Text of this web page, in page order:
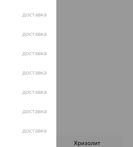
Зеленый
Хризолит
доставка
доставка
доставка
доставка
доставка
доставка
доставка